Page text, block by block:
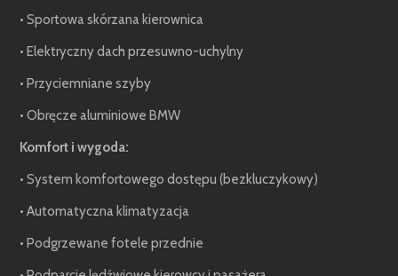
• Sportowa skórzana kierownica
• Elektryczny dach przesuwno-uchylny
• Przyciemniane szyby
• Obręcze aluminiowe BMW
Komfort i wygoda:
• System komfortowego dostępu (bezkluczykowy)
• Automatyczna klimatyzacja
• Podgrzewane fotele przednie